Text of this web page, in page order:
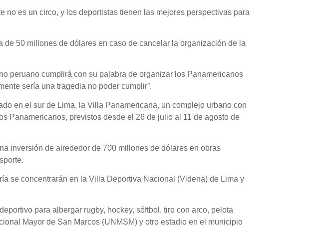
no es un circo, y los deportistas tienen las mejores perspectivas para
50 millones de dólares en caso de cancelar la organización de la
peruano cumplirá con su palabra de organizar los Panamericanos
sería una tragedia no poder cumplir”.
en el sur de Lima, la Villa Panamericana, un complejo urbano con
Panamericanos, previstos desde el 26 de julio al 11 de agosto de
inversión de alrededor de 700 millones de dólares en obras
se concentrarán en la Villa Deportiva Nacional (Videna) de Lima y
para albergar rugby, hockey, sóftbol, tiro con arco, pelota
Mayor de San Marcos (UNMSM) y otro estadio en el municipio